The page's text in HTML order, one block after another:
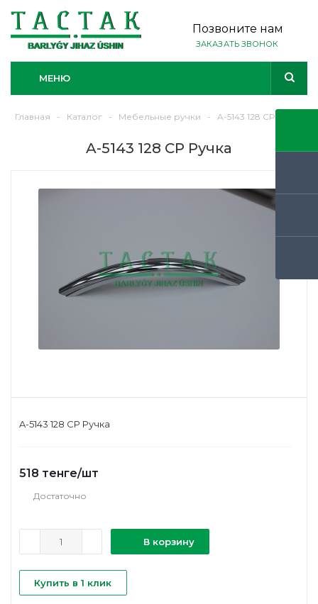
Позвоните нам
ЗАКАЗАТЬ ЗВОНОК
МЕНЮ
Главная - Каталог - Мебельные ручки - A-5143 128 CP Ручка
A-5143 128 CP Ручка
A-5143 128 CP Ручка
518 тенге/шт
Достаточно
В корзину
Купить в 1 клик